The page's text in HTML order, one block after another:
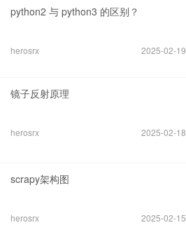
python2 与 python3 的区别？
herosrx 2025-02-19
镜子反射原理
herosrx 2025-02-18
scrapy架构图
herosrx 2025-02-15